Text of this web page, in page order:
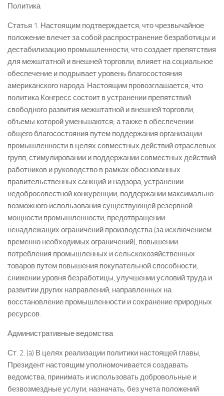
Политика
Статья 1. Настоящим подтверждается, что чрезвычайное
положение влечет за собой распространение безработицы и
дестабилизацию промышленности, что создает препятствия
для межштатной и внешней торговли, влияет на социальное
обеспечение и подрывает уровень благосостояния
американского народа. Настоящим провозглашается, что
политика Конгресс состоит в устранении препятствий
свободного развития межштатной и внешней торговли,
объемы которой уменьшаются; а также в обеспечении
общего благосостояния путем поддержания организации
промышленности в целях совместных действий отраслевых
групп, стимулировании и поддержании совместных действий
работников и руководство в рамках обоснованных
правительственных санкций и надзора, устранении
недобросовестной конкуренции, поддержании максимально
возможного использования существующей резервной
мощности промышленности, предотвращении
ненадлежащих ограничений производства (за исключением
временно необходимых ограничений), повышении
потребления промышленных и сельскохозяйственных
товаров путем повышения покупательной способности,
снижении уровня безработицы, улучшении условий труда и
развитии других направлений, направленных на
восстановление промышленности и сохранение природных
ресурсов.
Административные ведомства
Ст. 2. (a) В целях реализации политики настоящей главы,
Президент настоящим уполномочивается создавать
ведомства, принимать и использовать добровольные и
безвозмездные услуги, назначать, без учета положений